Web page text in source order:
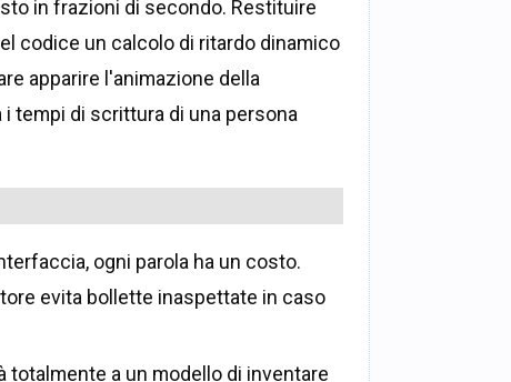
in frazioni di secondo. Restituire
codice un calcolo di ritardo dinamico
apparire l'animazione della
tempi di scrittura di una persona
ogni parola ha un costo.
evita bollette inaspettate in caso
a un modello di inventare